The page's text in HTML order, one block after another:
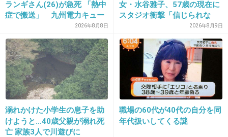
31. 匿名2026/07/08(水) 16:58:51
家出して行くところがない人に仕事紹介してい
た？？
見た目だけで判断すると、この人には世話にな
りたくないわ。被害女性はよほどの事情があっ
たんだろうけど。
+219
ランギさん(26)が急死 「熱中
症で搬送」 九州電力キュー
デンヴォルテクスで練習中
2026年8月8日
女・水谷雅子、57歳の現在に
スタジオ衝撃「信じられな
い」「やっぱすごいね」2026年8月9日
溺れかけた小学生の息子を助
けようと…40歳父親が溺れ死
亡 家族3人で川遊びに
職場の60代が40代の自分を同
年代扱いしてくる謎